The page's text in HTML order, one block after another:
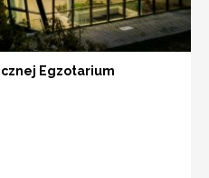
Egzotarium